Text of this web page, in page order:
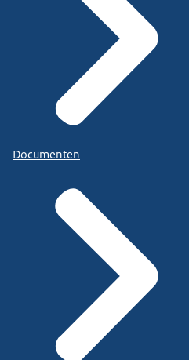
Documenten